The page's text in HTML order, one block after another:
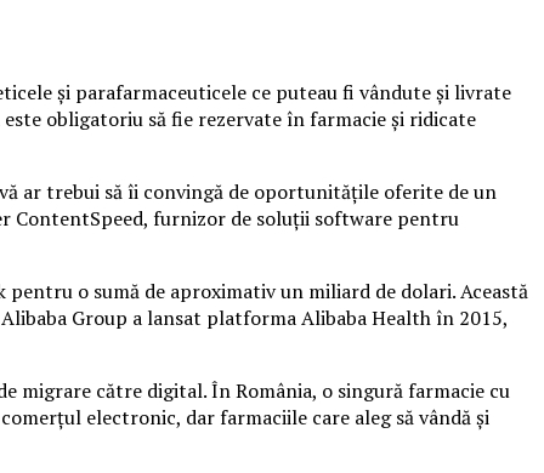
şi parafarmaceuticele ce puteau fi vândute şi livrate
obligatoriu să fie rezervate în farmacie şi ridicate
ar trebui să îi convingă de oportunităţile oferite de un
ContentSpeed, furnizor de soluţii software pentru
o sumă de aproximativ un miliard de dolari. Această
Group a lansat platforma Alibaba Health în 2015,
migrare către digital. În România, o singură farmacie cu
electronic, dar farmaciile care aleg să vândă şi